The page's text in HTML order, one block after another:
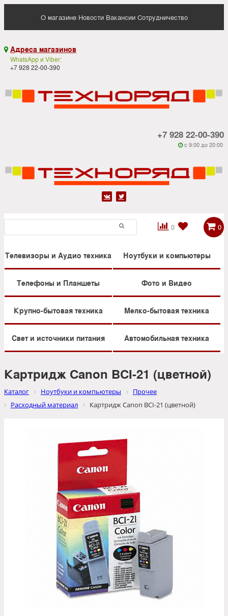
О магазине Новости Вакансии Сотрудничество
 Адреса магазинов
WhatsApp и Viber:
+7 928 22-00-390
+7 928 22-00-390
 c 9:00 до 20:00
 
0

 0
Телевизоры и Аудио техника Ноутбуки и компьютеры
Телефоны и Планшеты Фото и Видео
Крупно-бытовая техника Мелко-бытовая техника
Свет и источники питания Автомобильная техника
Картридж Canon BCI-21 (цветной)
Каталог Ноутбуки и компьютеры
Прочее
Расходный материал
Картридж Canon BCI-21 (цветной)